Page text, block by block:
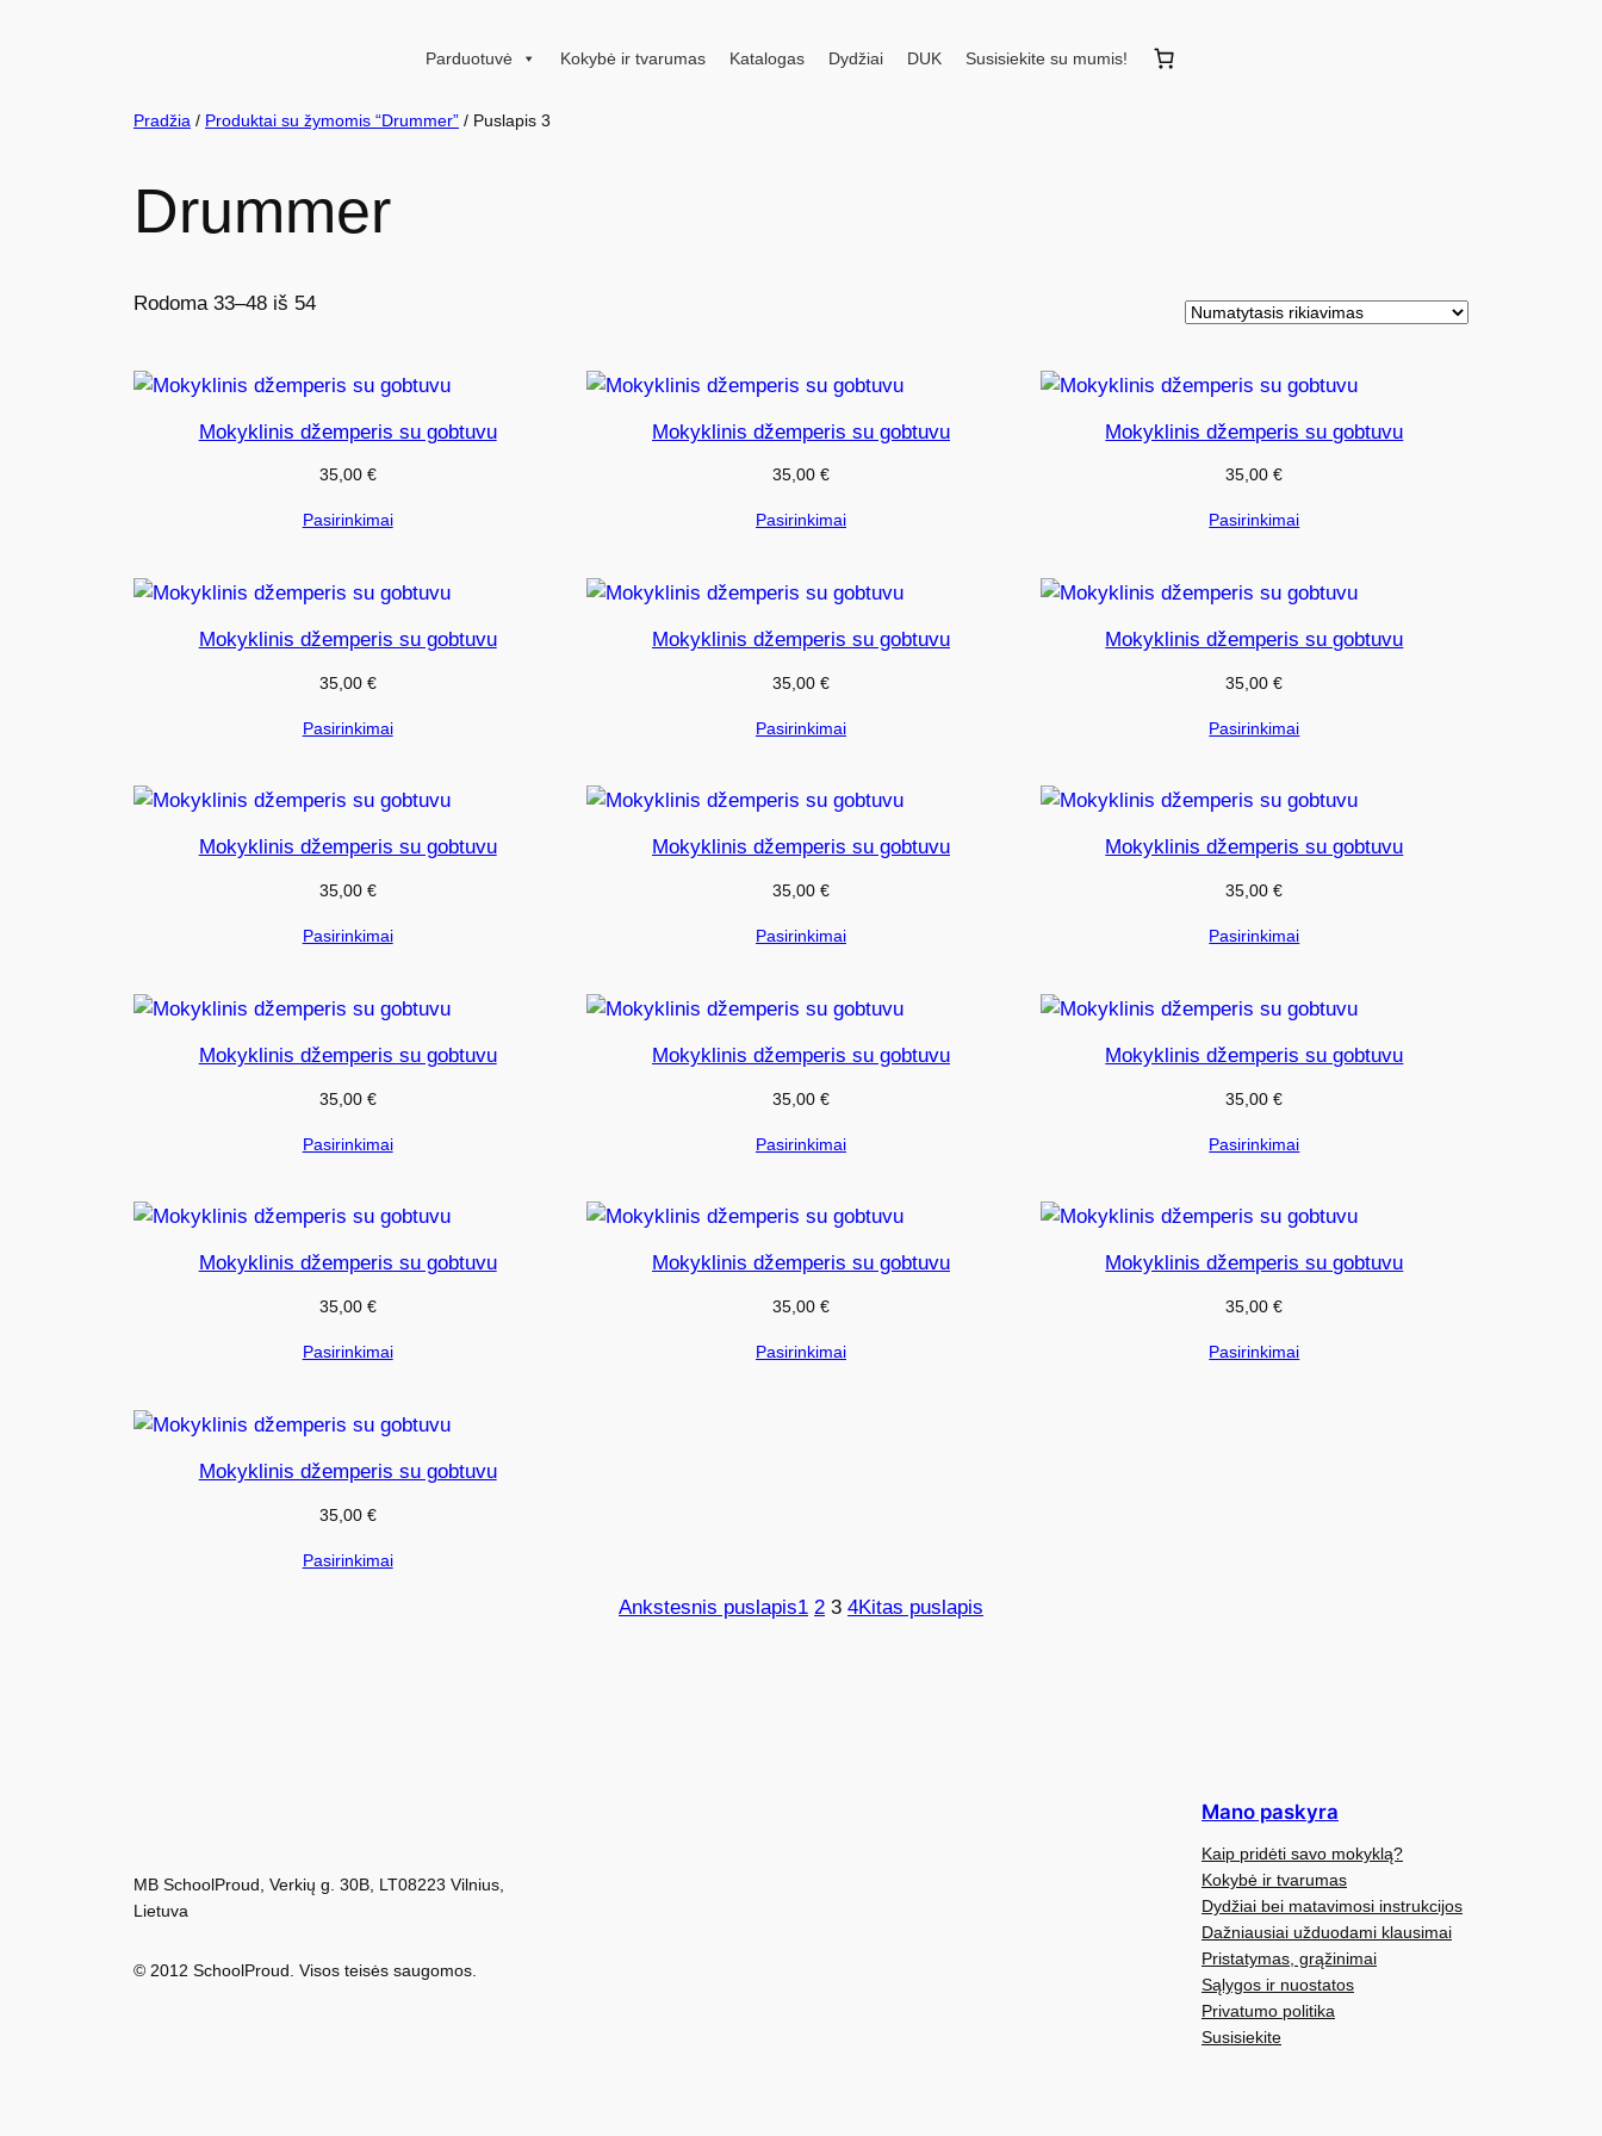
Parduotuvė Kokybė ir tvarumas Katalogas Dydžiai DUK Susisiekite su mumis!
Pradžia / Produktai su žymomis “Drummer” / Puslapis 3
Drummer
Rodoma 33–48 iš 54
Mokyklinis džemperis su gobtuvu
35,00 €
Pasirinkimai
Mokyklinis džemperis su gobtuvu
35,00 €
Pasirinkimai
Mokyklinis džemperis su gobtuvu
35,00€
Pasirinkimai
Mokyklinis džemperis su gobtuvu
35,00 €
Pasirinkimai
Mokyklinis džemperis su gobtuvu
35,00 €
Pasirinkimai
Mokyklinis džemperis su gobtuvu
35,00€
Pasirinkimai
Mokyklinis džemperis su gobtuvu
35,00 €
Pasirinkimai
Mokyklinis džemperis su gobtuvu
35,00 €
Pasirinkimai
Mokyklinis džemperis su gobtuvu
35,00€
Pasirinkimai
Mokyklinis džemperis su gobtuvu
35,00 €
Pasirinkimai
Mokyklinis džemperis su gobtuvu
35,00 €
Pasirinkimai
Mokyklinis džemperis su gobtuvu
35,00€
Pasirinkimai
Mokyklinis džemperis su gobtuvu
35,00 €
Pasirinkimai
Mokyklinis džemperis su gobtuvu
35,00 €
Pasirinkimai
Mokyklinis džemperis su gobtuvu
35,00€
Pasirinkimai
Mokyklinis džemperis su gobtuvu
35,00 €
Pasirinkimai
Ankstesnis puslapis1 2 3 4Kitas puslapis
MB SchoolProud, Verkių g. 30B, LT08223 Vilnius,
Lietuva
© 2012 SchoolProud. Visos teisės saugomos.
Mano paskyra
Kaip pridėti savo mokyklą?
Kokybė ir tvarumas
Dydžiai bei matavimosi instrukcijos
Dažniausiai užduodami klausimai
Pristatymas, grąžinimai
Sąlygos ir nuostatos
Privatumo politika
Susisiekite